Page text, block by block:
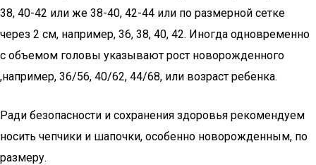
38, 40-42 или же 38-40, 42-44 или по размерной сетке
через 2 см, например, 36, 38, 40, 42. Иногда одновременно
с объемом головы указывают рост новорожденного
,например, 36/56, 40/62, 44/68, или возраст ребенка.
Ради безопасности и сохранения здоровья рекомендуем
носить чепчики и шапочки, особенно новорожденным, по
размеру.